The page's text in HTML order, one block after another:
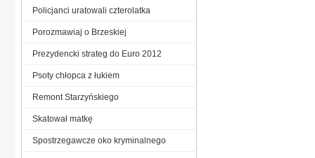
Policjanci uratowali czterolatka
Porozmawiaj o Brzeskiej
Prezydencki strateg do Euro 2012
Psoty chłopca z łukiem
Remont Starzyńskiego
Skatował matkę
Spostrzegawcze oko kryminalnego